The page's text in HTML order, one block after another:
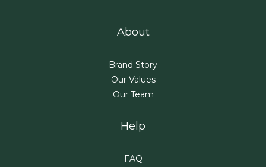
About
Brand Story
Our Values
Our Team
Help
FAQ